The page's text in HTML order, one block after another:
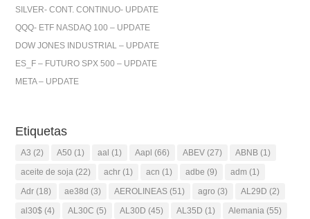
SILVER- CONT. CONTINUO- UPDATE
QQQ- ETF NASDAQ 100 – UPDATE
DOW JONES INDUSTRIAL – UPDATE
ES_F – FUTURO SPX 500 – UPDATE
META – UPDATE
Etiquetas
A3 (2) A50 (1) aal (1) Aapl (66) ABEV (27) ABNB (1)
aceite de soja (22) achr (1) acn (1) adbe (9) adm (1)
Adr (18) ae38d (3) AEROLINEAS (51) agro (3) AL29D (2)
al30$ (4) AL30C (5) AL30D (45) AL35D (1) Alemania (55)